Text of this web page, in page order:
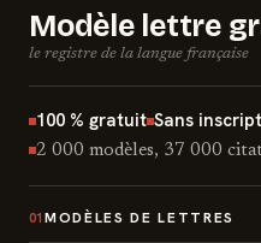
Modèle lettre
le registre de la langue française
100 % gratuit Sans
2 000 modèles, 37 000
01 MODÈLES DE LETTRES